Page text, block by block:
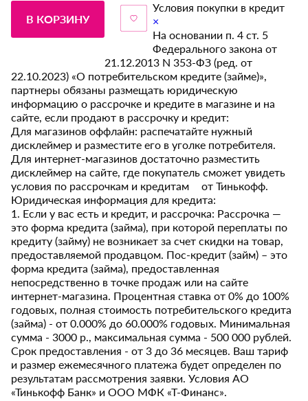
В КОРЗИНУ
Условия покупки в кредит
×
На основании п. 4 ст. 5
Федерального закона от
21.12.2013 N 353-ФЗ (ред. от
22.10.2023) «О потребительском кредите (займе)»,
партнеры обязаны размещать юридическую
информацию о рассрочке и кредите в магазине и на
сайте, если продают в рассрочку и кредит:
Для магазинов оффлайн: распечатайте нужный
дисклеймер и разместите его в уголке потребителя.
Для интернет-магазинов достаточно разместить
дисклеймер на сайте, где покупатель сможет увидеть
условия по рассрочкам и кредитам от Тинькофф.
Юридическая информация для кредита:
1. Если у вас есть и кредит, и рассрочка: Рассрочка —
это форма кредита (займа), при которой переплаты по
кредиту (займу) не возникает за счет скидки на товар,
предоставляемой продавцом. Пос-кредит (займ) – это
форма кредита (займа), предоставленная
непосредственно в точке продаж или на сайте
интернет-магазина. Процентная ставка от 0% до 100%
годовых, полная стоимость потребительского кредита
(займа) - от 0.000% до 60.000% годовых. Минимальная
сумма - 3000 р., максимальная сумма - 500 000 рублей.
Срок предоставления - от 3 до 36 месяцев. Ваш тариф
и размер ежемесячного платежа будет определен по
результатам рассмотрения заявки. Условия АО
«Тинькофф Банк» и ООО МФК «Т-Финанс».